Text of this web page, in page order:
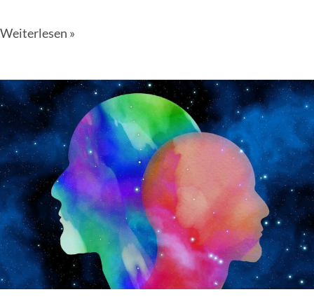
Weiterlesen »
Die
Macht
der
positiven
Psychologie:
So
förderst
Du
eine
positive